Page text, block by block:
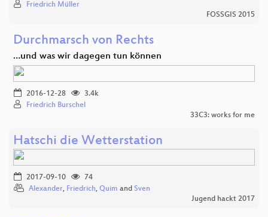
Friedrich Müller
FOSSGIS 2015
Durchmarsch von Rechts
…und was wir dagegen tun können
2016-12-28
3.4k
Friedrich Burschel
33C3: works for me
Hatschi die Wetterstation
2017-09-10
74
Alexander, Friedrich, Quim and Sven
Jugend hackt 2017